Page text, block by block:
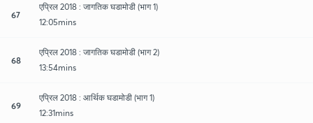
67
एप्रिल 2018 : जागतिक घडामोडी (भाग 1)
12:05mins
68
एप्रिल 2018 : जागतिक घडामोडी (भाग 2)
13:54mins
69
एप्रिल 2018 : आर्थिक घडामोडी (भाग 1)
12:31mins